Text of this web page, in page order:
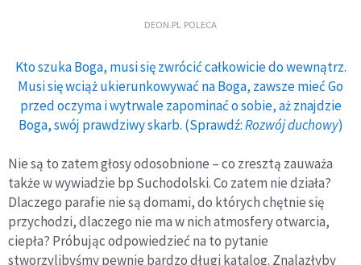
DEON.PL POLECA
Kto szuka Boga, musi się zwrócić całkowicie do wewnątrz.
Musi się wciąż ukierunkowywać na Boga, zawsze mieć Go
przed oczyma i wytrwale zapominać o sobie, aż znajdzie
Boga, swój prawdziwy skarb. (Sprawdź:Rozwój duchowy)
Nie są to zatem głosy odosobnione – co zresztą zauważa
także w wywiadzie bp Suchodolski. Co zatem nie działa?
Dlaczego parafie nie są domami, do których chętnie się
przychodzi, dlaczego nie ma w nich atmosfery otwarcia,
ciepła? Próbując odpowiedzieć na to pytanie
stworzylibyśmy pewnie bardzo długi katalog. Znalazłyby